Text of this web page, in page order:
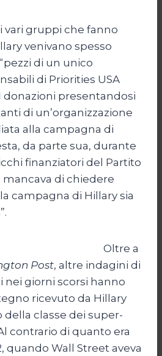
vari gruppi che fanno
venivano spesso
di un unico
di Priorities USA
donazioni presentandosi
di un’organizzazione
alla campagna di
da parte sua, durante
finanziatori del Partito
di chiedere
campagna di Hillary sia
Oltre a
Post, altre indagini di
nei giorni scorsi hanno
ricevuto da Hillary
della classe dei super-
contrario di quanto era
quando Wall Street aveva